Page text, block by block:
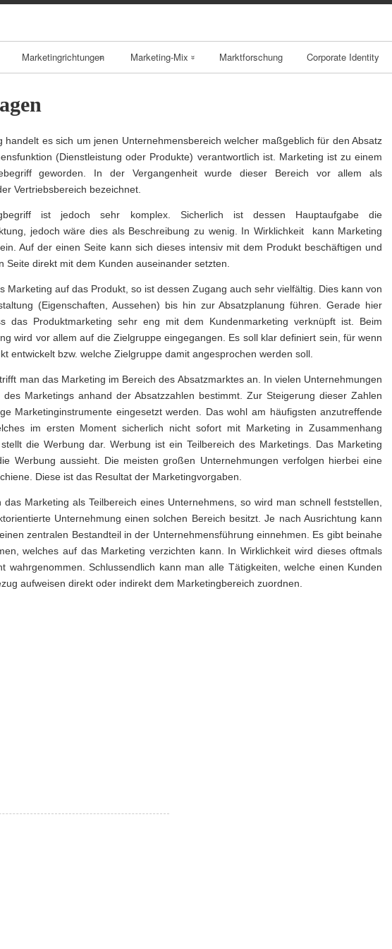
Marketingrichtungen
B2B Marketing
B2C Marketing
E-Business
Marketing-Mix
Kommunikationsp
olitik
Vertriebspolitik
Brand
Management
BSC
Marktforschung Corporate Identity
handelt es sich um jenen Unternehmensbereich welcher maßgeblich für den Absatz
(Dienstleistung oder Produkte) verantwortlich ist. Marketing ist zu einem
geworden. In der Vergangenheit wurde dieser Bereich vor allem als
Vertriebsbereich bezeichnet.
ist jedoch sehr komplex. Sicherlich ist dessen Hauptaufgabe die
jedoch wäre dies als Beschreibung zu wenig. In Wirklichkeit kann Marketing
Auf der einen Seite kann sich dieses intensiv mit dem Produkt beschäftigen und
Seite direkt mit dem Kunden auseinander setzten.
Marketing auf das Produkt, so ist dessen Zugang auch sehr vielfältig. Dies kann von
(Eigenschaften, Aussehen) bis hin zur Absatzplanung führen. Gerade hier
das Produktmarketing sehr eng mit dem Kundenmarketing verknüpft ist. Beim
wird vor allem auf die Zielgruppe eingegangen. Es soll klar definiert sein, für wenn
entwickelt bzw. welche Zielgruppe damit angesprochen werden soll.
man das Marketing im Bereich des Absatzmarktes an. In vielen Unternehmungen
Marketings anhand der Absatzzahlen bestimmt. Zur Steigerung dieser Zahlen
Marketinginstrumente eingesetzt werden. Das wohl am häufigsten anzutreffende
im ersten Moment sicherlich nicht sofort mit Marketing in Zusammenhang
die Werbung dar. Werbung ist ein Teilbereich des Marketings. Das Marketing
Werbung aussieht. Die meisten großen Unternehmungen verfolgen hierbei eine
Diese ist das Resultat der Marketingvorgaben.
das Marketing als Teilbereich eines Unternehmens, so wird man schnell feststellen,
Unternehmung einen solchen Bereich besitzt. Je nach Ausrichtung kann
zentralen Bestandteil in der Unternehmensführung einnehmen. Es gibt beinahe
welches auf das Marketing verzichten kann. In Wirklichkeit wird dieses oftmals
wahrgenommen. Schlussendlich kann man alle Tätigkeiten, welche einen Kunden
aufweisen direkt oder indirekt dem Marketingbereich zuordnen.